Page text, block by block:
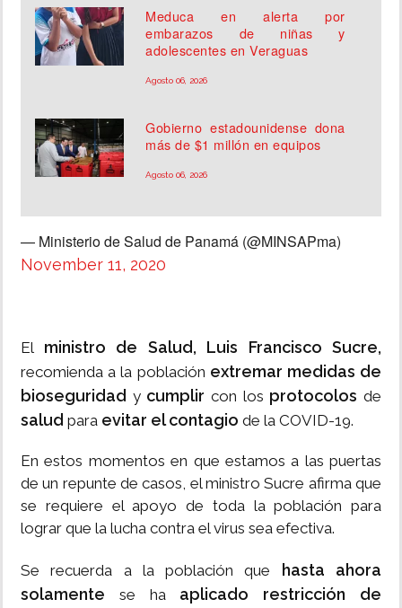
Meduca en alerta por
embarazos de niñas y
adolescentes en Veraguas
Agosto 06, 2026
Gobierno estadounidense dona
más de $1 millón en equipos
Agosto 06, 2026
— Ministerio de Salud de Panamá (@MINSAPma)
November 11, 2020
El ministro de Salud, Luis Francisco Sucre,
recomienda a la población extremar medidas de
bioseguridad y cumplircon los protocolos de
salud para evitar el contagio de la COVID-19.
En estos momentos en que estamos a las puertas
de un repunte de casos, el ministro Sucre afirma que
se requiere el apoyo de toda la población para
lograr que la lucha contra el virus sea efectiva.
Se recuerda a la población que
hasta ahora
solamente se ha aplicado restricción de